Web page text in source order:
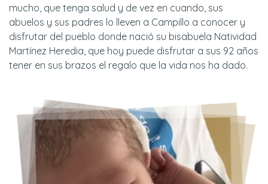
mucho, que tenga salud y de vez en cuando, sus
abuelos y sus padres lo lleven a Campillo a conocer y
disfrutar del pueblo donde nació su bisabuela Natividad
Martínez Heredia, que hoy puede disfrutar a sus 92 años
tener en sus brazos el regalo que la vida nos ha dado.